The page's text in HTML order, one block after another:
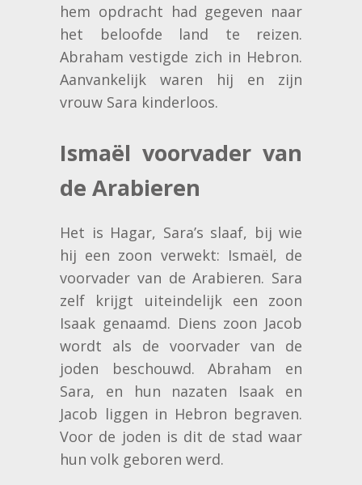
hem opdracht had gegeven naar
het beloofde land te reizen.
Abraham vestigde zich in Hebron.
Aanvankelijk waren hij en zijn
vrouw Sara kinderloos.
Ismaël voorvader van
de Arabieren
Het is Hagar, Sara’s slaaf, bij wie
hij een zoon verwekt: Ismaël, de
voorvader van de Arabieren. Sara
zelf krijgt uiteindelijk een zoon
Isaak genaamd. Diens zoon Jacob
wordt als de voorvader van de
joden beschouwd. Abraham en
Sara, en hun nazaten Isaak en
Jacob liggen in Hebron begraven.
Voor de joden is dit de stad waar
hun volk geboren werd.